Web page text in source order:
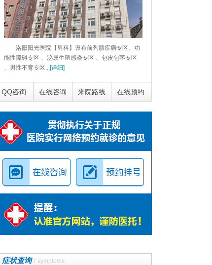
洛阳阳光医院【男科】设有前列腺疾病专区、功
能性障碍专区 、泌尿生殖感染专区 、包皮包茎专区
、男性不育专区...[详细]
QQ咨询 在线咨询 来院路线 在线预约
症状查询/ symptoms